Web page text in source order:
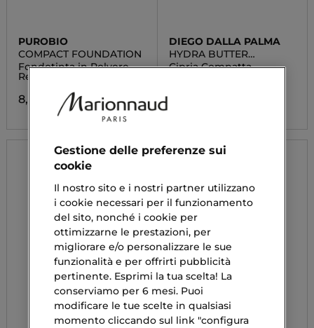
PUROBIO
COMPACT FOUNDATION
Fondotinta in Polvere
Refill
8,26 €
DIEGO DALLA PALMA
HYDRA BUTTER
POWDER
Cipria Compatta
Gestione delle preferenze sui
cookie
Il nostro sito e i nostri partner utilizzano
i cookie necessari per il funzionamento
del sito, nonché i cookie per
ottimizzarne le prestazioni, per
migliorare e/o personalizzare le sue
funzionalità e per offrirti pubblicità
pertinente. Esprimi la tua scelta! La
conserviamo per 6 mesi. Puoi
modificare le tue scelte in qualsiasi
momento cliccando sul link "configura